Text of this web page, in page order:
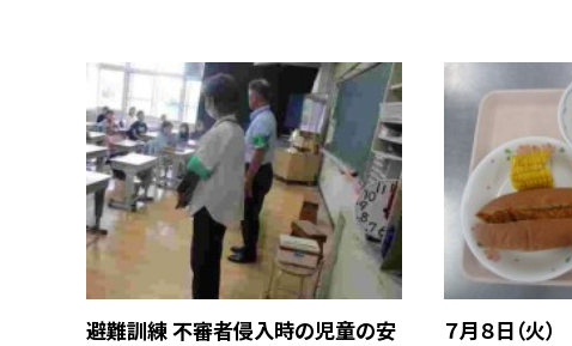
避難訓練 不審者侵入時の児童の安
７月８日（火）